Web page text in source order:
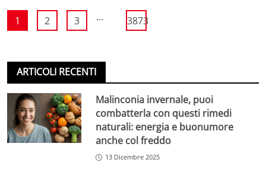
1 2 3 ... 3873
ARTICOLI RECENTI
Malinconia invernale, puoi
combatterla con questi rimedi
naturali: energia e buonumore
anche col freddo
13 Dicembre 2025